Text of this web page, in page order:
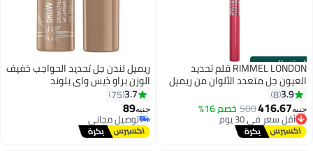
الستور الرسمي RIMMEL LONDON قلم تحديد
العيون جل متعدد الألوان من ريميل
ثريل سيكر، 002 بلش بيري بلاست،
1.2 جرام
3.9
8
جنيه416.67
500 خصم 16%
أقل سعر في 30 يوم
توصيل مجاني
أقل سعر في 30 يوم
ريميل لندن جل تحديد الحواجب خفيف
الوزن براو ذيس واي بلوند
3.7
75
جنيه89
توصيل مجاني
تم بيع +20 مؤخرًا
توصيل مجاني